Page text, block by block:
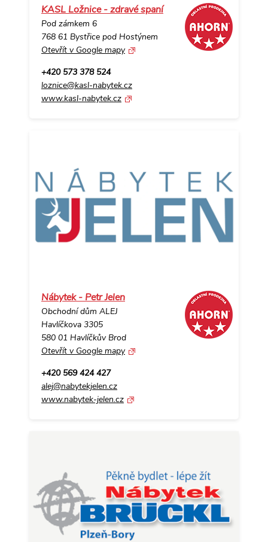
KASL Ložnice - zdravé spaní
Pod zámkem 6
768 61 Bystřice pod Hostýnem
Otevřít v Google mapy
+420 573 378 524
loznice@kasl-nabytek.cz
www.kasl-nabytek.cz
Nábytek - Petr Jelen
Obchodní dům ALEJ
Havlíčkova 3305
580 01 Havlíčkův Brod
Otevřít v Google mapy
+420 569 424 427
alej@nabytekjelen.cz
www.nabytek-jelen.cz